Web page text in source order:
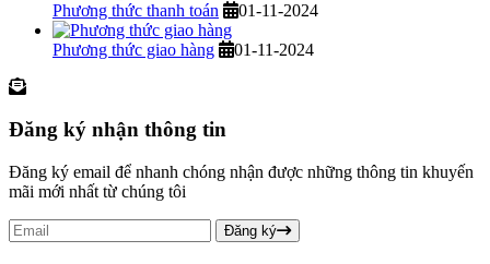
Phương thức thanh toán 01-11-2024
Phương thức giao hàng 01-11-2024
Đăng ký nhận thông tin
Đăng ký email để nhanh chóng nhận được những thông tin khuyến
mãi mới nhất từ chúng tôi
Đăng ký